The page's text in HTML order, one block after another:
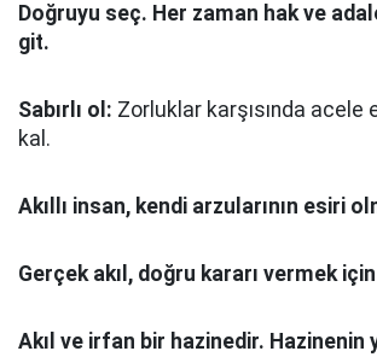
Doğruyu seç. Her zaman hak ve
git.
Sabırlı ol: Zorluklar karşısında acele
kal.
Akıllı insan, kendi arzularının esiri
Gerçek akıl, doğru kararı vermek
Akıl ve irfan bir hazinedir. Hazinenin